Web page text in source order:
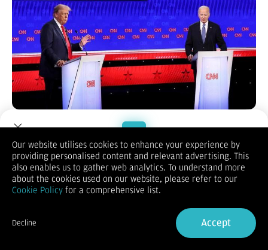
Joe Biden dan Donald Trump tengah bersaing memperebutkan
kursi presiden AS. Debat pertama pun sudah berlangsung pada
27 Juni lalu.
Berdasarkan hasil CNN Flash Poll, sebanyak 67 persen
pengamat debat mengatakan Trump berhasil mengalahkan
petahana Presiden Joe Biden. Selain jajak pendapat CNN,
pemimpin mayoritas DPR Steve Scalise juga mengatakan
bahwa Trump sukses memenangkan debat perdana itu.
Sementara itu penampilan Biden dalam debat perdana ini
telah membuat panik Partai Demokrat. Pasalnya, Biden tidak
tampil fit karena berulang kali terdengar membersihkan
Welcome to Dupoin.
Trade with a Trusted Broker
Sign in
Our website utilises cookies to enhance your experience by
providing personalised content and relevant advertising. This
also enables us to gather web analytics. To understand more
about the cookies used on our website, please refer to our
Cookie Policy for a comprehensive list.
Decline Accept